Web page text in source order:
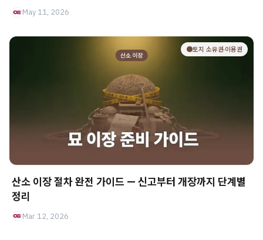
May 11, 2026
🟤토지 소유권·이용권
산소 이장 절차 완전 가이드 — 신고부터 개장까지 단계별
정리
Mar 12, 2026